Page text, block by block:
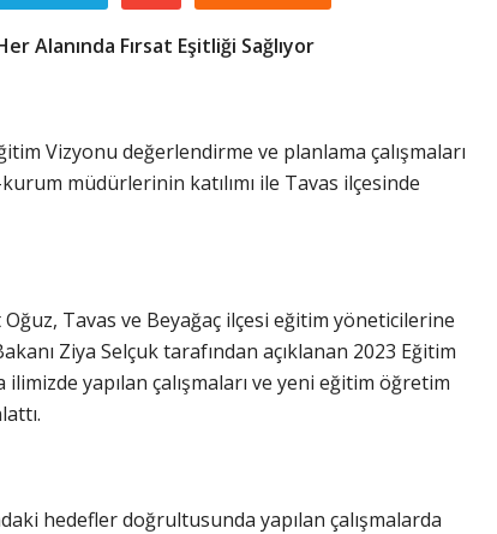
Alanında Fırsat Eşitliği Sağlıyor
Vizyonu değerlendirme ve planlama çalışmaları
müdürlerinin katılımı ile Tavas ilçesinde
Tavas ve Beyağaç ilçesi eğitim yöneticilerine
Ziya Selçuk tarafından açıklanan 2023 Eğitim
yapılan çalışmaları ve yeni eğitim öğretim
hedefler doğrultusunda yapılan çalışmalarda